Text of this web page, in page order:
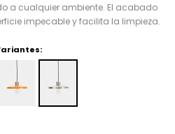
a cualquier ambiente. El acabado
impecable y facilita la limpieza.